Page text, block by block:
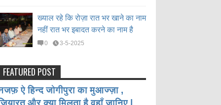
ख्याल रहे कि रोज़ा रात भर खाने का नाम
नहीं रात भर इबादत करने का नाम है
0 3-5-2025
FEATURED POST
ऐ हिन्द जोगीपुरा का मुआज्ज़ा ,
और क्या मिलता है वहाँ जानिए |